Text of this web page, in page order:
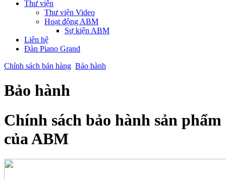
Thư viện
Thư viện Video
Hoạt động ABM
Sự kiện ABM
Liên hệ
Đàn Piano Grand
Chính sách bán hàng Bảo hành
Bảo hành
Chính sách bảo hành sản phẩm
của ABM